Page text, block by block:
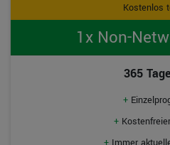
Kostenlos
1x Non-
365
+
+